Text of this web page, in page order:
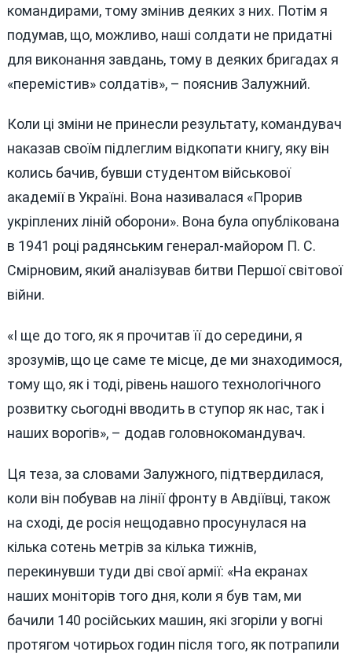
командирами, тому змінив деяких з них. Потім я
подумав, що, можливо, наші солдати не придатні
для виконання завдань, тому в деяких бригадах я
«перемістив» солдатів», – пояснив Залужний.
Коли ці зміни не принесли результату, командувач
наказав своїм підлеглим відкопати книгу, яку він
колись бачив, бувши студентом військової
академії в Україні. Вона називалася «Прорив
укріплених ліній оборони». Вона була опублікована
в 1941 році радянським генерал-майором П. С.
Смірновим, який аналізував битви Першої світової
війни.
«І ще до того, як я прочитав її до середини, я
зрозумів, що це саме те місце, де ми знаходимося,
тому що, як і тоді, рівень нашого технологічного
розвитку сьогодні вводить в ступор як нас, так і
наших ворогів», – додав головнокомандувач.
Ця теза, за словами Залужного, підтвердилася,
коли він побував на лінії фронту в Авдіївці, також
на сході, де росія нещодавно просунулася на
кілька сотень метрів за кілька тижнів,
перекинувши туди дві свої армії: «На екранах
наших моніторів того дня, коли я був там, ми
бачили 140 російських машин, які згоріли у вогні
протягом чотирьох годин після того, як потрапили